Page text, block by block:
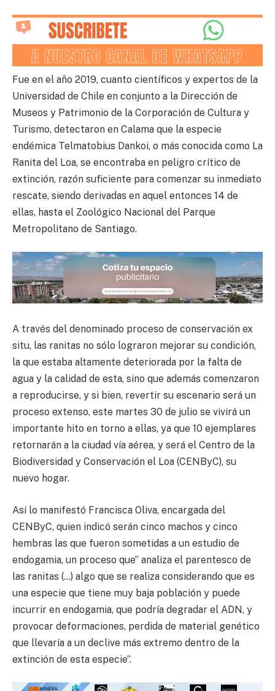
Fue en el año 2019, cuanto científicos y expertos de la
Universidad de Chile en conjunto a la Dirección de
Museos y Patrimonio de la Corporación de Cultura y
Turismo, detectaron en Calama que la especie
endémica Telmatobius Dankoi, o más conocida como La
Ranita del Loa, se encontraba en peligro crítico de
extinción, razón suficiente para comenzar su inmediato
rescate, siendo derivadas en aquel entonces 14 de
ellas, hasta el Zoológico Nacional del Parque
Metropolitano de Santiago.
A través del denominado proceso de conservación ex
situ, las ranitas no sólo lograron mejorar su condición,
la que estaba altamente deteriorada por la falta de
agua y la calidad de esta, sino que además comenzaron
a reproducirse, y si bien, revertir su escenario será un
proceso extenso, este martes 30 de julio se vivirá un
importante hito en torno a ellas, ya que 10 ejemplares
retornarán a la ciudad vía aérea, y será el Centro de la
Biodiversidad y Conservación el Loa (CENByC), su
nuevo hogar.
Así lo manifestó Francisca Oliva, encargada del
CENByC, quien indicó serán cinco machos y cinco
hembras las que fueron sometidas a un estudio de
endogamia, un proceso que” analiza el parentesco de
las ranitas (…) algo que se realiza considerando que es
una especie que tiene muy baja población y puede
incurrir en endogamia, que podría degradar el ADN, y
provocar deformaciones, perdida de material genético
que llevaría a un declive más extremo dentro de la
extinción de esta especie”.